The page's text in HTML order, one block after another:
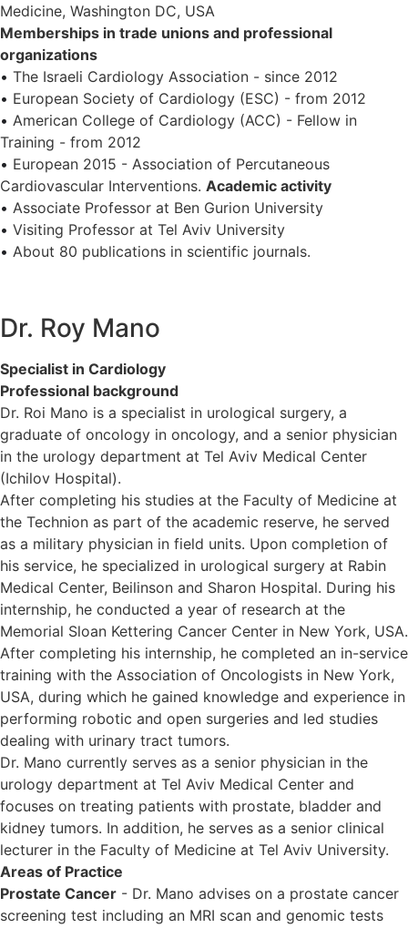
Medicine, Washington DC, USA
Memberships in trade unions and professional
organizations
• The Israeli Cardiology Association - since 2012
• European Society of Cardiology (ESC) - from 2012
• American College of Cardiology (ACC) - Fellow in
Training - from 2012
• European 2015 - Association of Percutaneous
Cardiovascular Interventions. Academic activity
• Associate Professor at Ben Gurion University
• Visiting Professor at Tel Aviv University
• About 80 publications in scientific journals.
Dr. Roy Mano
Specialist in Cardiology
Professional background
Dr. Roi Mano is a specialist in urological surgery, a
graduate of oncology in oncology, and a senior physician
in the urology department at Tel Aviv Medical Center
(Ichilov Hospital).
After completing his studies at the Faculty of Medicine at
the Technion as part of the academic reserve, he served
as a military physician in field units. Upon completion of
his service, he specialized in urological surgery at Rabin
Medical Center, Beilinson and Sharon Hospital. During his
internship, he conducted a year of research at the
Memorial Sloan Kettering Cancer Center in New York, USA.
After completing his internship, he completed an in-service
training with the Association of Oncologists in New York,
USA, during which he gained knowledge and experience in
performing robotic and open surgeries and led studies
dealing with urinary tract tumors.
Dr. Mano currently serves as a senior physician in the
urology department at Tel Aviv Medical Center and
focuses on treating patients with prostate, bladder and
kidney tumors. In addition, he serves as a senior clinical
lecturer in the Faculty of Medicine at Tel Aviv University.
Areas of Practice
Prostate Cancer - Dr. Mano advises on a prostate cancer
screening test including an MRI scan and genomic tests